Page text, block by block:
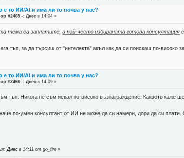
е то ИИ/AI и има ли то почва у нас?
#2465 -: Днес в 14:04 »
тема са заплатите,а най-често избираната готова консултация
тъп, за да търсиш от "интелекта" акъл как да си поискаш по-високо
е то ИИ/AI и има ли то почва у нас?
#2466 -: Днес в 14:09 »
тъп. Никога не съм искал по-високо възнаграждение. Каквото каже
по-умен консултант от ИИ не може да си намери, дори да си
Днес в 14:11 от go_fire »